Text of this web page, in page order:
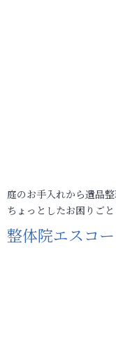
庭のお手入れから遺品
ちょっとしたお困りご
整体院エスコ